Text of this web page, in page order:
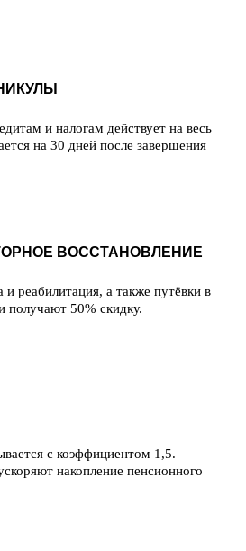
и налогам действует на весь
на 30 дней после завершения
ВОССТАНОВЛЕНИЕ
и реабилитация, а также путёвки в
получают 50% скидку.
с коэффициентом 1,5.
накопление пенсионного